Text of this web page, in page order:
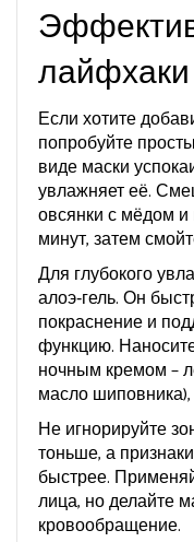
лайфхаки
Если хотите
попробуйте
виде маски
увлажняет её.
овсянки с мёдом и
минут, затем
Для глубокого
алоэ‑гель. Он
покраснение и
функцию.
ночным кремом –
масло шиповника),
Не игнорируйте
тоньше, а
быстрее.
лица, но делайте
кровообращение.